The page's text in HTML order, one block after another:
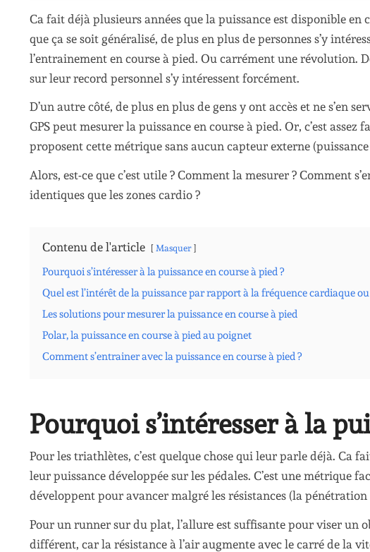
Ca fait déjà plusieurs années que la puissance est disponible en
que ça se soit généralisé, de plus en plus de personnes s’y
l’entrainement en course à pied. Ou carrément une révolution.
sur leur record personnel s’y intéressent forcément.
D’un autre côté, de plus en plus de gens y ont accès et ne s’en
GPS peut mesurer la puissance en course à pied. Or, c’est
proposent cette métrique sans aucun capteur externe
Alors, est-ce que c’est utile ? Comment la mesurer ? Comment
identiques que les zones cardio ?
Contenu de l'article Masquer
Pourquoi s’intéresser à la puissance en course à pied ?
Quel est l’intérêt de la puissance par rapport à la fréquence cardiaque ou
Les solutions pour mesurer la puissance en course à pied
Polar, la puissance en course à pied au poignet
Comment s’entrainer avec la puissance en course à pied ?
Pourquoi s’intéresser à la
Pour les triathlètes, c’est quelque chose qui leur parle déjà. Ca
leur puissance développée sur les pédales. C’est une métrique
développent pour avancer malgré les résistances (la
Pour un runner sur du plat, l’allure est suffisante pour viser un
différent, car la résistance à l’air augmente avec le carré de la